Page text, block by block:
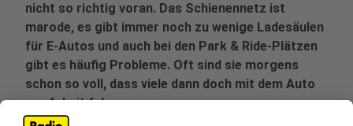
nicht so richtig voran. Das Schienennetz ist
marode, es gibt immer noch zu wenige Ladesäulen
für E-Autos und auch bei den Park & Ride-Plätzen
gibt es häufig Probleme. Oft sind sie morgens
schon so voll, dass viele dann doch mit dem Auto
zur Arbeit fahren.